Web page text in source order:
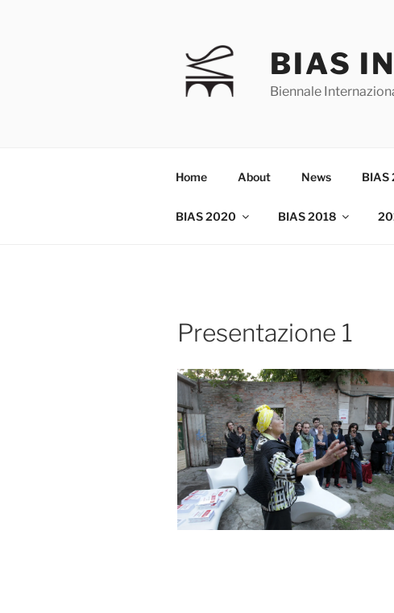
BIAS
Biennale
Home About News BIAS
BIAS 2020 BIAS 2018
Presentazione 1